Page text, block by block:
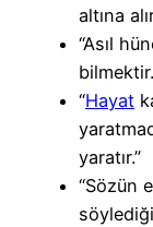
altına
“Asıl
“Hayat
yaratır.”
“Sözün